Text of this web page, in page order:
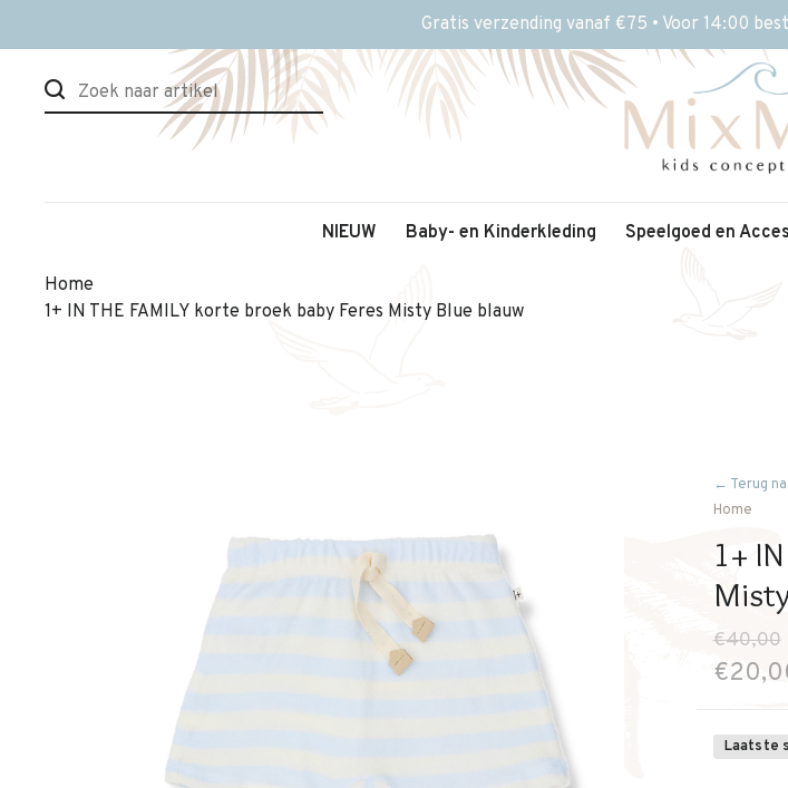
Gratis verzending vanaf €75 • Voor 14:00
NIEUW Baby- en Kinderkleding Speelgoed en
Home
1+ IN THE FAMILY korte broek baby Feres Misty Blue blauw
← Terug
Home
1+
€40,00
Laatste